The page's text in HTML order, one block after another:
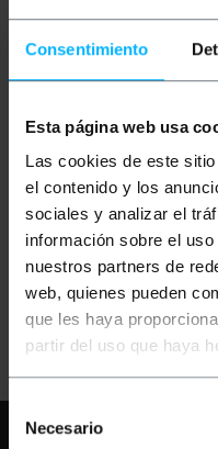
Consentimiento
Esta página web usa
Las cookies de este
el contenido y los
sociales y analizar el
información sobre el
nuestros partners de
web, quienes pueden
que les haya
partir del uso que haya
Selección
Necesario
BEMATIK
Carrito para
proyector y ordenador
portátil. Soporte negro
para notebook con
ruedas
PVP
33,52 €
33,52€ IVA inc.
PVD
27,24 €
Entrega inmediata REF: OP046
Cantidad
Necesita ayuda?